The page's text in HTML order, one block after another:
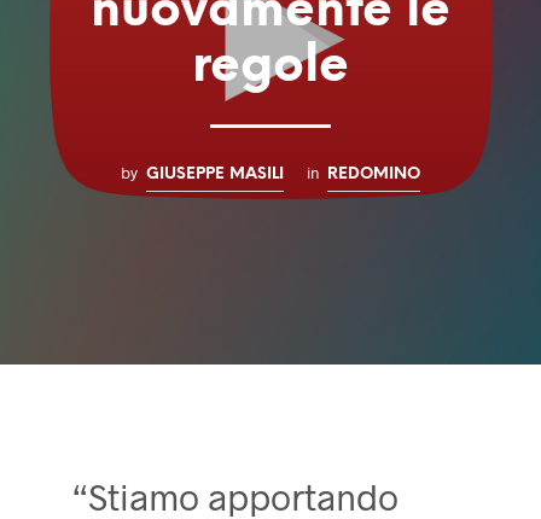
nuovamente le
regole
by GIUSEPPE MASILI in REDOMINO
“Stiamo apportando